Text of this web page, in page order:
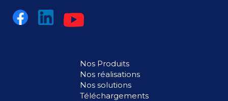
Nos Produits
Nos réalisations
Nos solutions
Téléchargements